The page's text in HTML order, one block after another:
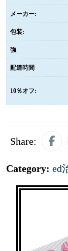
メーカー:
包装:
強
配達時間
10％オフ:
Share:
Category: ed